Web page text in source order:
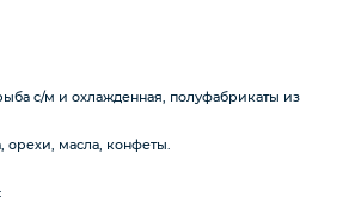
с/м и охлажденная, полуфабрикаты из
орехи, масла, конфеты.